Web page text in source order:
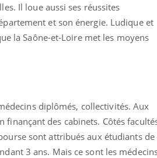
Il loue aussi ses réussites
et son énergie. Ludique et
la Saône-et-Loire met les moyens
diplômés, collectivités. Aux
finançant des cabinets. Côtés
sont attribués aux étudiants de
3 ans. Mais ce sont les
Syndrome
quels sont les
exercices physiques ?
Hantavirus : un cas
détecté chez un
en France